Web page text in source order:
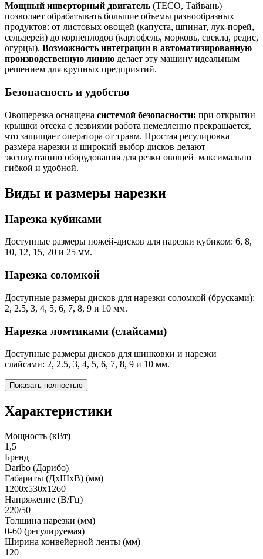
Мощный инверторный двигатель (TECO, Тайвань)
позволяет обрабатывать большие объемы разнообразных
продуктов: от листовых овощей (капуста, шпинат, лук-порей,
сельдерей) до корнеплодов (картофель, морковь, свекла, редис,
огурцы). Возможность интеграции в автоматизированную
производственную линию делает эту машину идеальным
решением для крупных предприятий.
Безопасность и удобство
Овощерезка оснащена системой безопасности: при открытии
крышки отсека с лезвиями работа немедленно прекращается,
что защищает оператора от травм. Простая регулировка
размера нарезки и широкий выбор дисков делают
эксплуатацию оборудования для резки овощей максимально
гибкой и удобной.
Виды и размеры нарезки
Нарезка кубиками
Доступные размеры ножей-дисков для нарезки кубиком: 6, 8,
10, 12, 15, 20 и 25 мм.
Нарезка соломкой
Доступные размеры дисков для нарезки соломкой (брусками):
2, 2.5, 3, 4, 5, 6, 7, 8, 9 и 10 мм.
Нарезка ломтиками (слайсами)
Доступные размеры дисков для шинковки и нарезки
слайсами: 2, 2.5, 3, 4, 5, 6, 7, 8, 9 и 10 мм.
Показать полностью
Характеристики
Мощность (кВт)
1,5
Бренд
Daribo (Дарибо)
Габариты (ДхШхВ) (мм)
1200х530х1260
Напряжение (В/Гц)
220/50
Толщина нарезки (мм)
0-60 (регулируемая)
Ширина конвейерной ленты (мм)
120